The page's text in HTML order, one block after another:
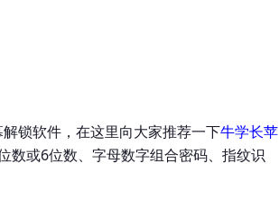
锁软件，在这里向大家推荐一下牛学长苹
数或6位数、字母数字组合密码、指纹识